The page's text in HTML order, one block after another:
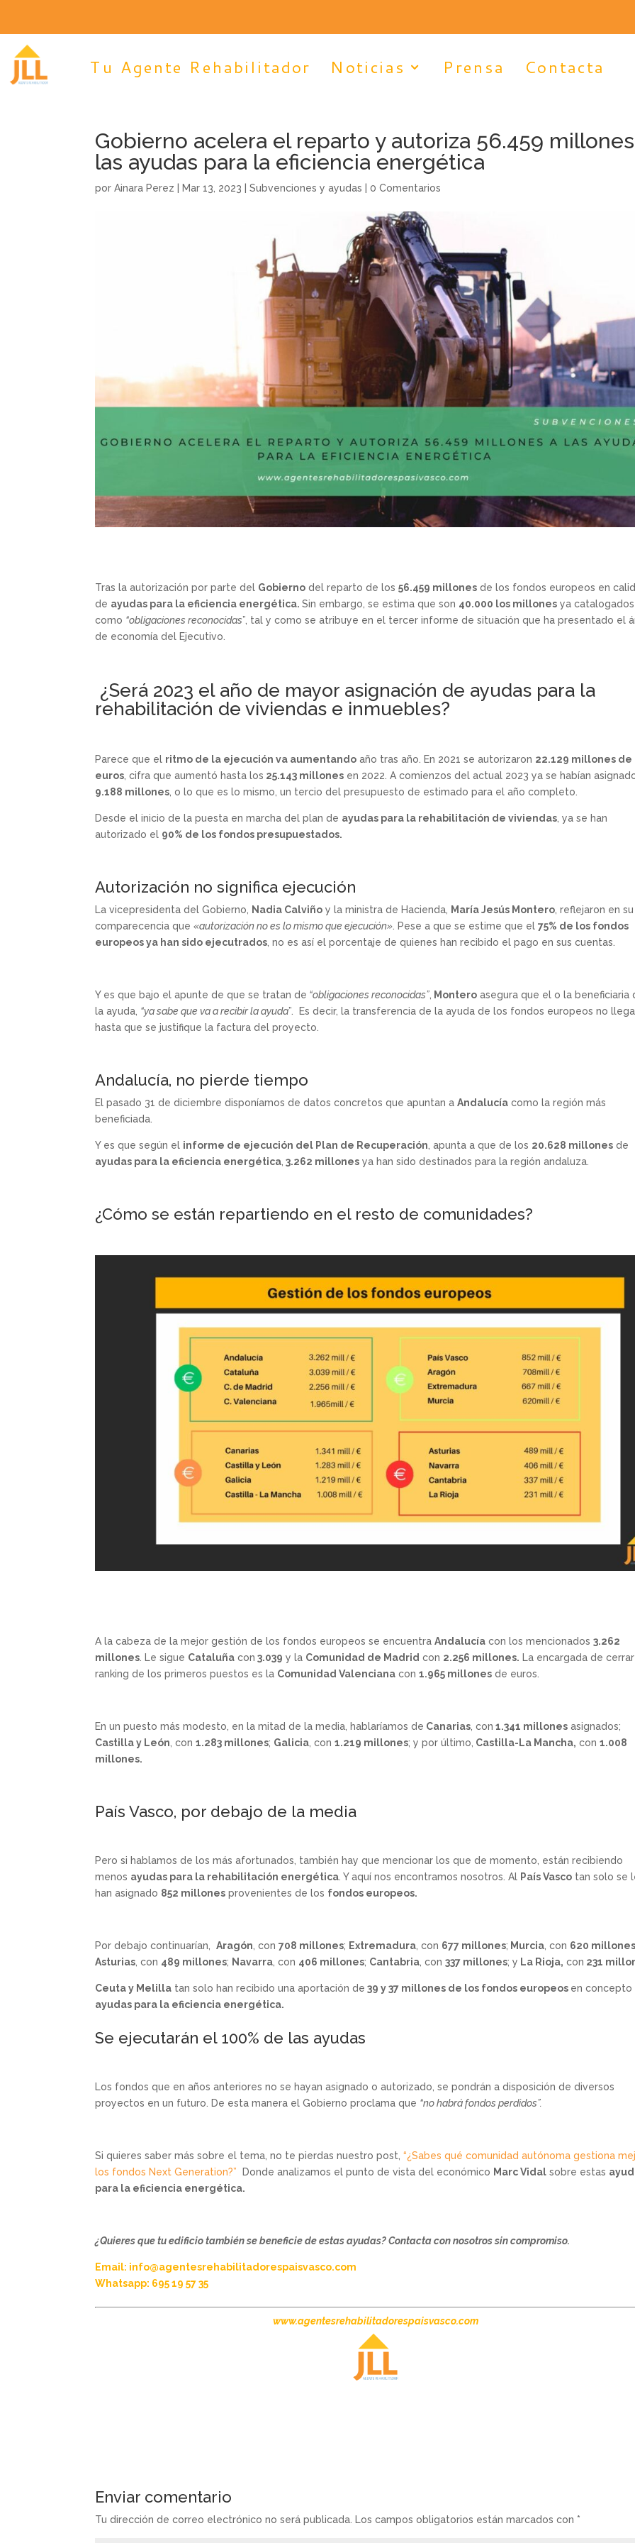
Tu Agente Rehabilitador Noticias Prensa Contacta
Gobierno acelera el reparto y autoriza 56.459
las ayudas para la eficiencia energética
porAinara Perez Mar 13, 2023 |Subvenciones y ayudas |0 Comentarios
Tras la autorización por parte del Gobierno del reparto de los56.459 millones de los fondos europeos en
de ayudas para la eficiencia energética.Sin embargo, se estima que son 40.000 los millones ya catalogados
como “obligaciones reconocidas”, tal y como se atribuye en el tercer informe de situación que ha presentado el
de economía del Ejecutivo.
¿Será 2023 el año de mayor asignación de ayudas para la
rehabilitación de viviendas e inmuebles?
Parece que el ritmo de la ejecución va aumentando año tras año. En 2021 se autorizaron 22.129 millones de
euros , cifra que aumentó hasta los 25.143 millones en 2022. A comienzos del actual 2023 ya se habían
9.188 millones , o lo que es lo mismo, un tercio del presupuesto de estimado para el año completo.
Desde el inicio de la puesta en marcha del plan de ayudas para la rehabilitación de viviendas , ya se han
autorizado el 90% de los fondos presupuestados.
Autorización no significa ejecución
La vicepresidenta del Gobierno, Nadia Calviño y la ministra de Hacienda, María Jesús Montero , reflejaron en su
comparecencia que«autorización no es lo mismo que ejecución» . Pese a que se estime que el75% de los fondos
europeos ya han sido ejecutrados , no es así el porcentaje de quienes han recibido el pago en sus cuentas.
Y es que bajo el apunte de que se tratan de “obligaciones reconocidas” Montero asegura que el o la beneficiaria
la ayuda, “ya sabe que va a recibir la ayuda”. Es decir, la transferencia de la ayuda de los fondos europeos no
hasta que se justifique la factura del proyecto.
Andalucía, no pierde tiempo
El pasado 31 de diciembre disponíamos de datos concretos que apuntan aAndalucía como la región más
beneficiada.
Y es que según el informe de ejecución del Plan de Recuperación , apunta a que de los 20.628 millones de
ayudas para la eficiencia energética 3.262 millones ya han sido destinados para la región andaluza.
¿Cómo se están repartiendo en el resto de comunidades?
A la cabeza de la mejor gestión de los fondos europeos se encuentraAndalucía con los mencionados3.262
millones . Le sigue Cataluña con 3.039 y la Comunidad de Madrid con 2.256 millones. La encargada de
ranking de los primeros puestos es la Comunidad Valenciana con1.965 millones de euros.
En un puesto más modesto, en la mitad de la media, hablaríamos de Canarias , con 1.341 millones asignados;
Castilla y León , con1.283 millones; Galicia , con1.219 millones; y por último, Castilla-La Mancha, con1.008
millones.
País Vasco, por debajo de la media
Pero si hablamos de los más afortunados, también hay que mencionar los que de momento, están recibiendo
menos ayudas para la rehabilitación energética . Y aquí nos encontramos nosotros. Al País Vasco tan solo se
han asignado 852 millones provenientes de los fondos europeos.
Por debajo continuarían,Aragón , con708 millones; Extremadura , con 677 millones; Murcia , con 620
Asturias , con 489 millones; Navarra , con 406 millones; Cantabria , con337 millones; y La Rioja, con 231
Ceuta y Melilla tan solo han recibido una aportación de 39 y 37 millones de los fondos europeos en concepto
ayudas para la eficiencia energética.
Se ejecutarán el 100% de las ayudas
Los fondos que en años anteriores no se hayan asignado o autorizado, se pondrán a disposición de diversos
proyectos en un futuro. De esta manera el Gobierno proclama que “no habrá fondos perdidos”.
Si quieres saber más sobre el tema, no te pierdas nuestro post, “¿Sabes qué comunidad autónoma gestiona
los fondos Next Generation?” Donde analizamos el punto de vista del económico Marc Vidal sobre estas
para la eficiencia energética.
¿Quieres que tu edificio también se beneficie de estas ayudas? Contacta con nosotros sin compromiso.
Email: info@agentesrehabilitadorespaisvasco.com
Whatsapp: 695 19 5735
www.agentesrehabilitadorespaisvasco.com
Enviar comentario
Tu dirección de correo electrónico no será publicada. Los campos obligatorios están marcados con *